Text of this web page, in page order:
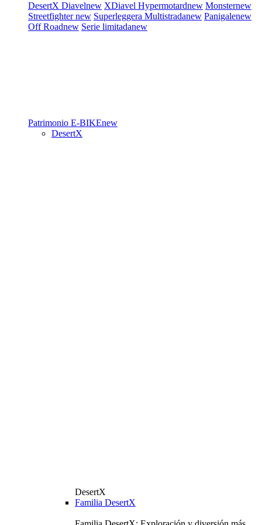
DesertX Diavelnew XDiavel Hypermotardnew Monsternew
Streetfighternew Superleggera Multistradanew Panigalenew
Off Roadnew Serie limitadanew
Patrimonio E-BIKEnew
DesertX
DesertX
Familia DesertX